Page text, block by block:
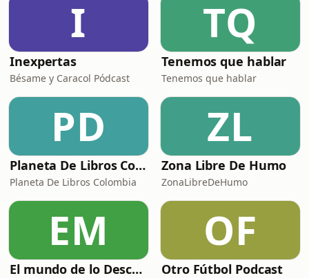
cenizas de la guerra.Acompáñanos en
I
Inexpertas
Bésame y Caracol Pódcast
TQ
Tenemos que hablar
Tenemos que hablar
PD
Planeta De Libros Colombia
Planeta De Libros Colombia
ZL
Zona Libre De Humo
ZonaLibreDeHumo
EM
El mundo de lo Desconocido
OF
Otro Fútbol Podcast